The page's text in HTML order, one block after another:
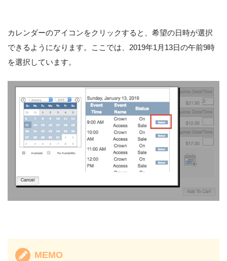
カレンダーのアイコンをクリックすると、希望の日時が選択
できるようになります。ここでは、2019年1月13日の午前9時
を選択しています。
MEMO